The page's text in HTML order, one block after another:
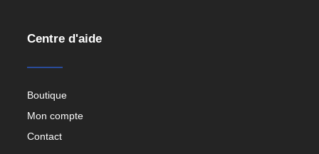
Centre d'aide
Boutique
Mon compte
Contact